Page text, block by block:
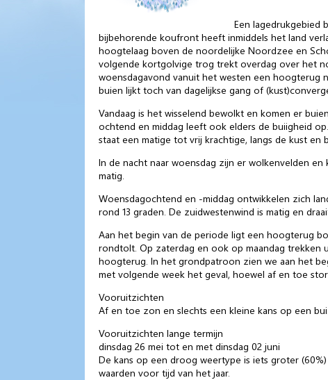
Een lagedrukgebied
bijbehorende koufront heeft inmiddels het land
hoogtelaag boven de noordelijke Noordzee en
volgende kortgolvige trog trekt overdag over het
woensdagavond vanuit het westen een hoogterug
buien lijkt toch van dagelijkse gang of
Vandaag is het wisselend bewolkt en komen er
ochtend en middag leeft ook elders de buiigheid
staat een matige tot vrij krachtige, langs de kust en
In de nacht naar woensdag zijn er wolkenvelden
matig.
Woensdagochtend en -middag ontwikkelen zich
rond 13 graden. De zuidwestenwind is matig en
Aan het begin van de periode ligt een hoogterug
rondtolt. Op zaterdag en ook op maandag trekken
hoogterug. In het grondpatroon zien we aan het
met volgende week het geval, hoewel af en toe
Vooruitzichten
Af en toe zon en slechts een kleine kans op een
Vooruitzichten lange termijn
dinsdag 26 mei tot en met dinsdag 02 juni
De kans op een droog weertype is iets groter
waarden voor tijd van het jaar.